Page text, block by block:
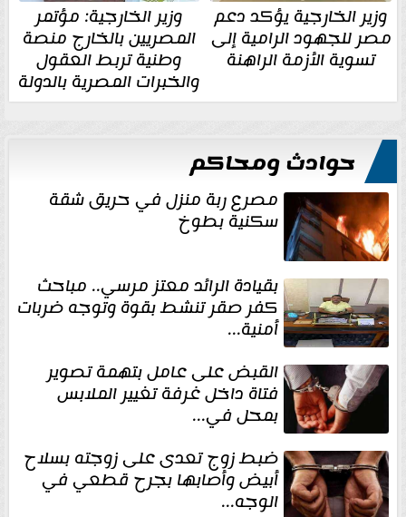
وزير الخارجية يؤكد دعم
مصر للجهود الرامية إلى
تسوية الأزمة الراهنة
وزير الخارجية: مؤتمر
المصريين بالخارج منصة
وطنية تربط العقول
والخبرات المصرية بالدولة
حوادث ومحاكم
مصرع ربة منزل في حريق شقة
سكنية بطوخ
بقيادة الرائد معتز مرسي.. مباحث
كفر صقر تنشط بقوة وتوجه ضربات
أمنية...
القبض على عامل بتهمة تصوير
فتاة داخل غرفة تغيير الملابس
بمحل في...
ضبط زوج تعدى على زوجته بسلاح
أبيض وأصابها بجرح قطعي في
الوجه...